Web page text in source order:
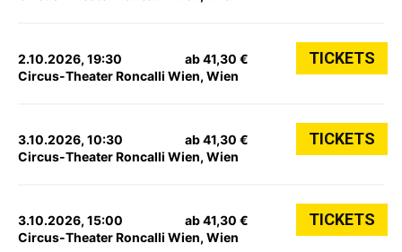
2.10.2026, 19:30
Circus-Theater Roncalli Wien, Wien
ab 41,30 € TICKETS
3.10.2026, 10:30
Circus-Theater Roncalli Wien, Wien
ab 41,30 € TICKETS
3.10.2026, 15:00
Circus-Theater Roncalli Wien, Wien
ab 41,30 € TICKETS